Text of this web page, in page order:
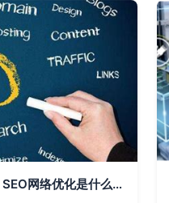
河源SEO网络优化技术详解 SEO网络优化是什么工作？2024年07月更新